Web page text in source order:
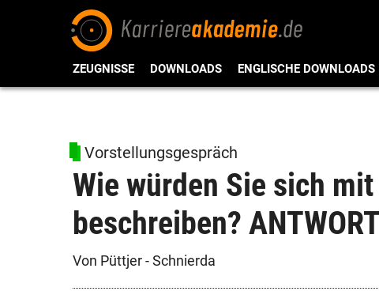
ZEUGNISSE DOWNLOADS ENGLISCHE DOWNLOADS
Vorstellungsgespräch
Wie würden Sie sich mit
beschreiben? ANTWORT
Von Püttjer - Schnierda